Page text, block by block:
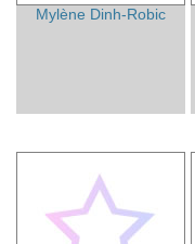
Mylène Dinh-Robic